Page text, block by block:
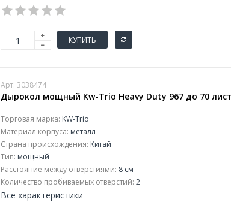
КУПИТЬ
Арт. 3038474
Дырокол мощный Kw-Trio Heavy Duty 967 до 70
Торговая марка: KW-Trio
Материал корпуса: металл
Страна происхождения: Китай
Тип: мощный
Расстояние между отверстиями: 8 см
Количество пробиваемых отверстий: 2
Все характеристики